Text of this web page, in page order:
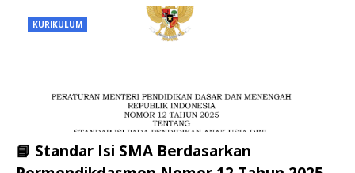
KURIKULUM
📘 Standar Isi SMA Berdasarkan